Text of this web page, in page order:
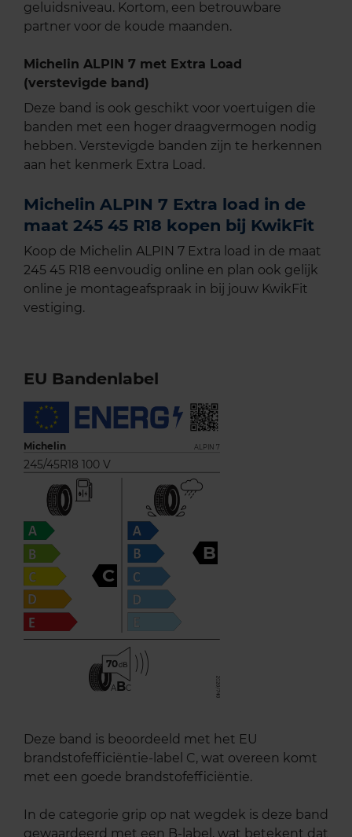
geluidsniveau. Kortom, een betrouwbare
partner voor de koude maanden.
Michelin ALPIN 7 met Extra Load
(verstevigde band)
Deze band is ook geschikt voor voertuigen die
banden met een hoger draagvermogen nodig
hebben. Verstevigde banden zijn te herkennen
aan het kenmerk Extra Load.
Michelin ALPIN 7 Extra load in de
maat 245 45 R18 kopen bij KwikFit
Koop de Michelin ALPIN 7 Extra load in de maat
245 45 R18 eenvoudig online en plan ook gelijk
online je montageafspraak in bij jouw KwikFit
vestiging.
EU Bandenlabel
Michelin ALPIN 7
245/45R18 100 V
C
B
70
ABC
Deze band is beoordeeld met het EU
brandstofefficiëntie-label C, wat overeen komt
met een goede brandstofefficiëntie.
In de categorie grip op nat wegdek is deze band
gewaardeerd met een B-label, wat betekent dat